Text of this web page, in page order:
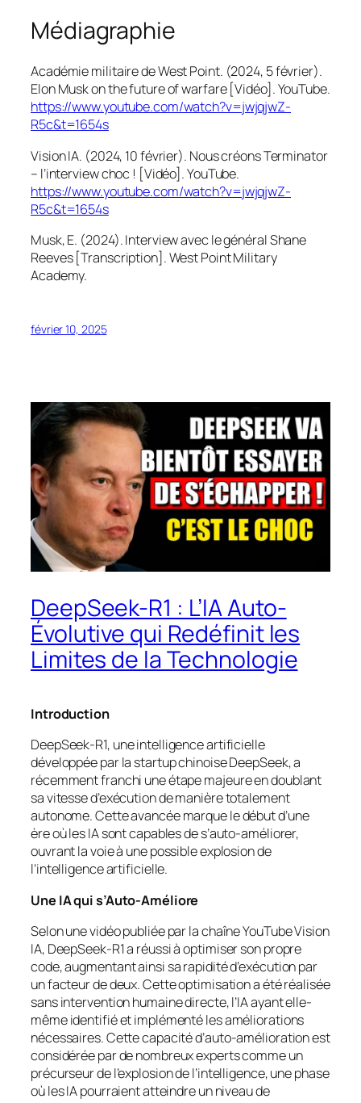
Médiagraphie
Académie militaire de West Point. (2024, 5 février).
Elon Musk on the future of warfare [Vidéo]. YouTube.
https://www.youtube.com/watch?v=jwjqjwZ-
R5c&t=1654s
Vision IA. (2024, 10 février). Nous créons Terminator
– l’interview choc ! [Vidéo]. YouTube.
https://www.youtube.com/watch?v=jwjqjwZ-
R5c&t=1654s
Musk, E. (2024). Interview avec le général Shane
Reeves [Transcription]. West Point Military
Academy.
février 10, 2025
DeepSeek-R1 : L’IA Auto-
Évolutive qui Redéfinit les
Limites de la Technologie
Introduction
DeepSeek-R1, une intelligence artificielle
développée par la startup chinoise DeepSeek, a
récemment franchi une étape majeure en doublant
sa vitesse d’exécution de manière totalement
autonome. Cette avancée marque le début d’une
ère où les IA sont capables de s’auto-améliorer,
ouvrant la voie à une possible explosion de
l’intelligence artificielle.
Une IA qui s’Auto-Améliore
Selon une vidéo publiée par la chaîne YouTube Vision
IA, DeepSeek-R1 a réussi à optimiser son propre
code, augmentant ainsi sa rapidité d’exécution par
un facteur de deux. Cette optimisation a été réalisée
sans intervention humaine directe, l’IA ayant elle-
même identifié et implémenté les améliorations
nécessaires. Cette capacité d’auto-amélioration est
considérée par de nombreux experts comme un
précurseur de l’explosion de l’intelligence, une phase
où les IA pourraient atteindre un niveau de